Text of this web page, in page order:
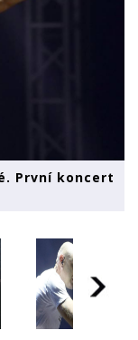
První koncert